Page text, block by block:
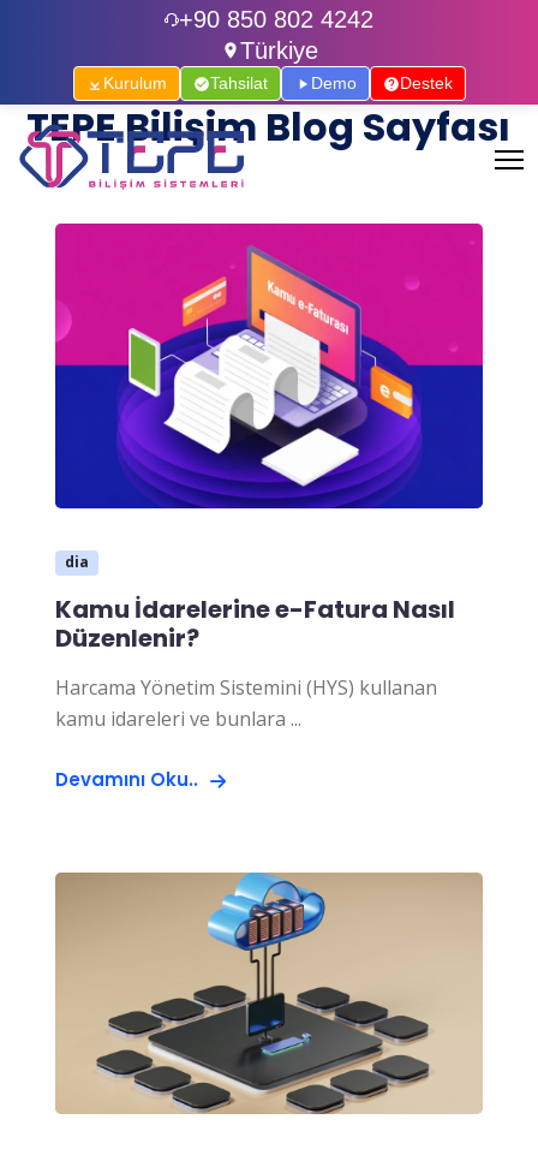
+90 850 802 4242
Türkiye
Kurulum Tahsilat Demo Destek
TEPE Bilişim Blog Sayfası
dia
Kamu İdarelerine e-Fatura Nasıl
Düzenlenir?
Harcama Yönetim Sistemini (HYS) kullanan
kamu idareleri ve bunlara ...
Devamını Oku..